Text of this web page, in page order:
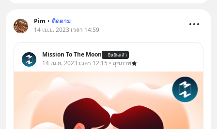
Pim • ติดตาม
14 เม.ย. 2023 เวลา 14:59
Mission To The Moon ยืนยันแล้ว
14 เม.ย. 2023 เวลา 12:15 • สุขภาพ